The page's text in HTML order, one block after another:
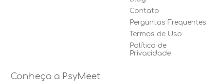
Contato
Perguntas Frequentes
Termos de Uso
Política de
Privacidade
Conheça a PsyMeet